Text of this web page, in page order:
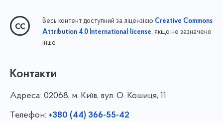
Весь контент доступний за ліцензією Creative Commons
Attribution 4.0 International license, якщо не зазначено
інше
Контакти
Адреса: 02068, м. Київ, вул. О. Кошиця, 11
Телефон: +380 (44) 366-55-42